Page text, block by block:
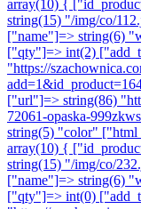
array(10) {
string(15) "/img/co/
["name"]=> string(6)
["qty"]=> int(2)
"https://
["url"]=> string(86)
72061-opaska-
string(5) "color"
array(10) {
string(15) "/img/co/
["name"]=> string(6)
["qty"]=> int(0)